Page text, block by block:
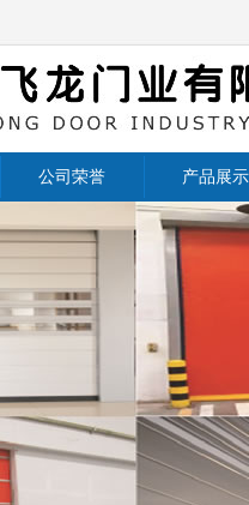
公司荣誉 产品展示